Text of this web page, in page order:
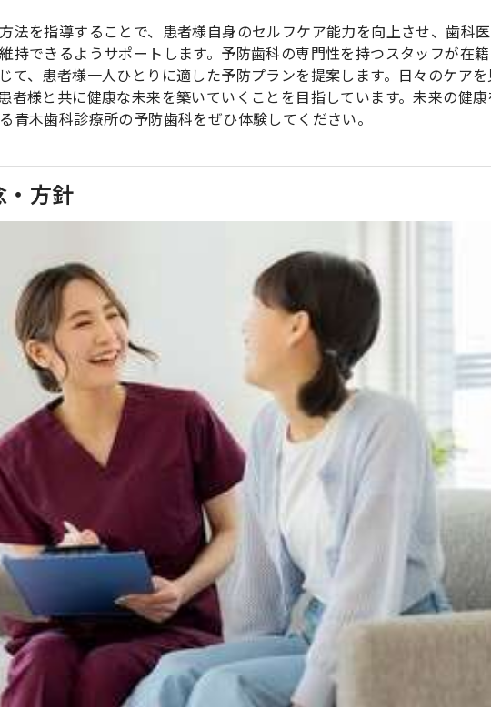
法を指導することで、患者様自身のセルフケア能力を向上させ、歯科
持できるようサポートします。予防歯科の専門性を持つスタッフが在
て、患者様一人ひとりに適した予防プランを提案します。日々のケア
者様と共に健康な未来を築いていくことを目指しています。未来の健康
青木歯科診療所の予防歯科をぜひ体験してください。
・方針